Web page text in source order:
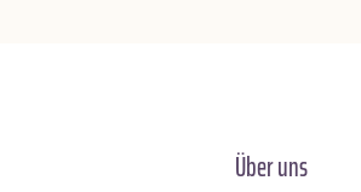
Über uns